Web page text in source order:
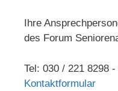
Ihre
des Forum
Tel: 030 / 221 8298 -
Kontaktformular